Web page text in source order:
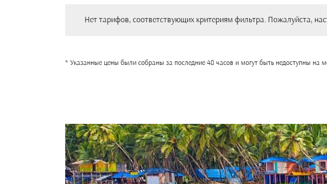
Нет тарифов, соответствующих критериям фильтра. Пожалуйста,
* Указанные цены были собраны за последние 48 часов и могут быть недоступны на